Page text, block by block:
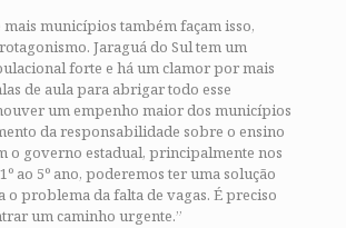
mais municípios também façam isso,
Jaraguá do Sul tem um
forte e há um clamor por mais
de aula para abrigar todo esse
um empenho maior dos municípios
da responsabilidade sobre o ensino
o governo estadual, principalmente nos
ao 5º ano, poderemos ter uma solução
o problema da falta de vagas. É preciso
um caminho urgente.”